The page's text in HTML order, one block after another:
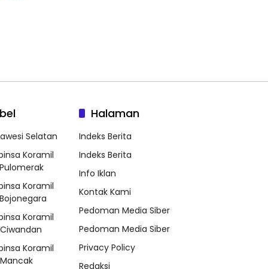
Selatan
Koramil
Koramil
Koramil
Koramil
Halaman
Indeks Berita
Indeks Berita
Info Iklan
Kontak Kami
Pedoman Media Siber
Pedoman Media Siber
Privacy Policy
Redaksi